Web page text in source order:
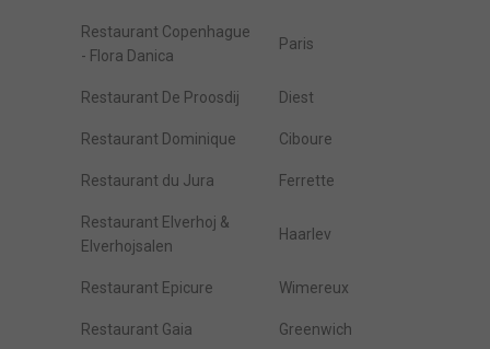
Restaurant Copenhague
- Flora Danica
Paris
Restaurant De Proosdij Diest
Restaurant Dominique Ciboure
Restaurant du Jura Ferrette
Restaurant Elverhoj &
Elverhojsalen
Haarlev
Restaurant Epicure Wimereux
Restaurant Gaia Greenwich